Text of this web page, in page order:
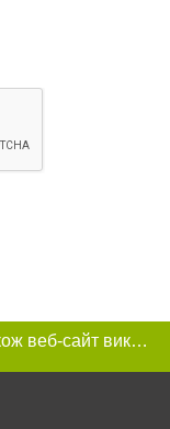
Цей сайт використовує «cookies». Також веб-сайт використовує інтернет-сервіс для збору технічних даних стосовно відвідувачів з метою отримання маркетингової та статистичної інформації. Умови обробки даних відвідувачів сайту див.